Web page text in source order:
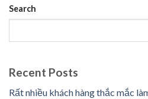
Search
Recent Posts
Rất nhiều khách hàng thắc mắc